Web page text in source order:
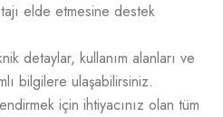
elde etmesine destek
detaylar, kullanım alanları ve
bilgilere ulaşabilirsiniz.
için ihtiyacınız olan tüm